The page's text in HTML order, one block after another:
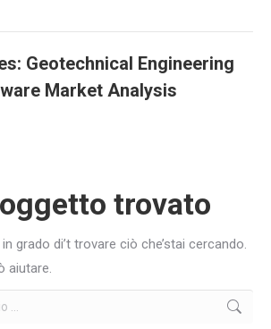
Geotechnical Engineering
Market Analysis
trovato
grado di’t trovare ciò che’stai cercando.
aiutare.